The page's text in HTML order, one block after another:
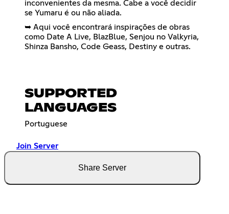
inconvenientes da mesma. Cabe a você decidir
se Yumaru é ou não aliada.
➥ Aqui você encontrará inspirações de obras
como Date A Live, BlazBlue, Senjou no Valkyria,
Shinza Bansho, Code Geass, Destiny e outras.
SUPPORTED
LANGUAGES
Portuguese
Join Server
Share Server